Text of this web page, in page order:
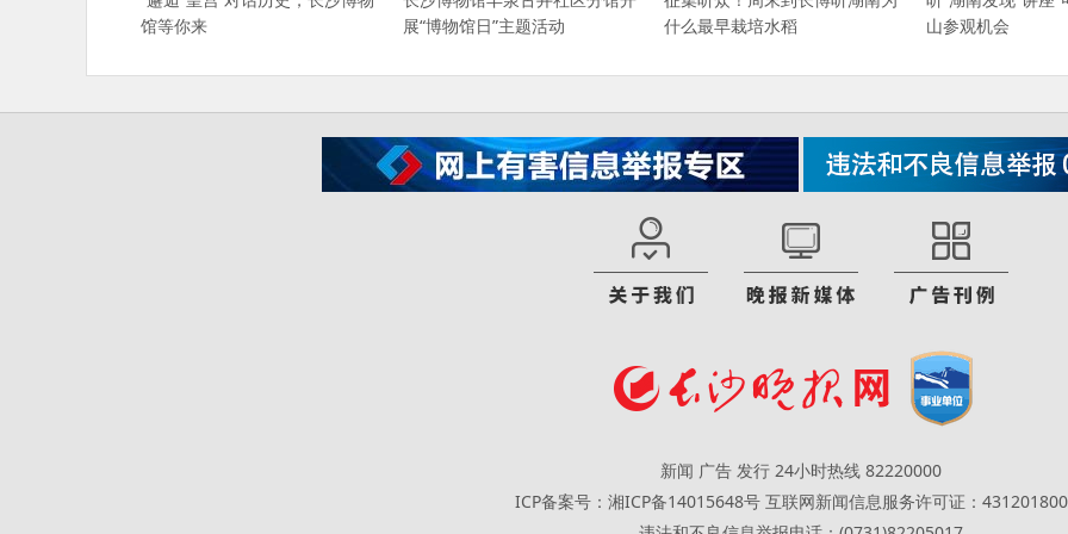
馆等你来
展“博物馆日”主题活动
什么最早栽培水稻
山参观机会
新闻 广告 发行 24小时热线 82220000
ICP备案号：湘ICP备14015648号 互联网新闻信息服务许可证：